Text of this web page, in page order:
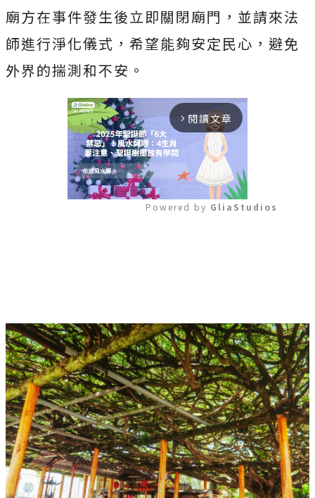
廟方在事件發生後立即關閉廟門，並請來法
師進行淨化儀式，希望能夠安定民心，避免
外界的揣測和不安。
arrow_forward_ios 閱讀文章
Powered by GliaStudios